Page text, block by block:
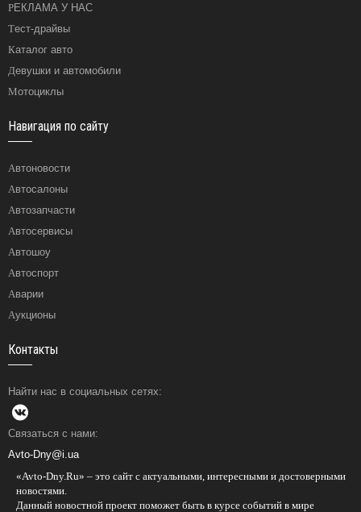
РЕКЛАМА У НАС
Тест-драйвы
Каталог авто
Девушки и автомобили
Мотоциклы
Навигация по сайту
Автоновости
Автосалоны
Автозапчасти
Автосервисы
Автошоу
Автоспорт
Аварии
Аукционы
Контакты
Найти нас в социальных сетях:
Связаться с нами:
Avto-Dny@i.ua
«Avto-Dny.Ru» – это сайт с актуальными, интересными и достоверными
новостями.
Данный новостной проект поможет быть в курсе событий в мире